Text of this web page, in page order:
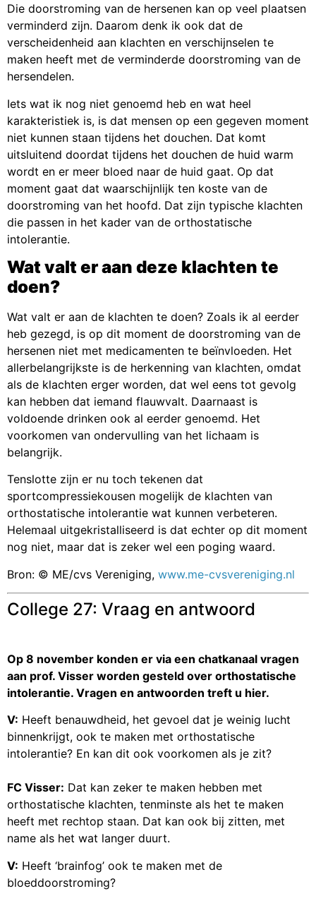
Die doorstroming van de hersenen kan op veel plaatsen
verminderd zijn. Daarom denk ik ook dat de
verscheidenheid aan klachten en verschijnselen te
maken heeft met de verminderde doorstroming van de
hersendelen.
Iets wat ik nog niet genoemd heb en wat heel
karakteristiek is, is dat mensen op een gegeven moment
niet kunnen staan tijdens het douchen. Dat komt
uitsluitend doordat tijdens het douchen de huid warm
wordt en er meer bloed naar de huid gaat. Op dat
moment gaat dat waarschijnlijk ten koste van de
doorstroming van het hoofd. Dat zijn typische klachten
die passen in het kader van de orthostatische
intolerantie.
Wat valt er aan deze klachten te
doen?
Wat valt er aan de klachten te doen? Zoals ik al eerder
heb gezegd, is op dit moment de doorstroming van de
hersenen niet met medicamenten te beïnvloeden. Het
allerbelangrijkste is de herkenning van klachten, omdat
als de klachten erger worden, dat wel eens tot gevolg
kan hebben dat iemand flauwvalt. Daarnaast is
voldoende drinken ook al eerder genoemd. Het
voorkomen van ondervulling van het lichaam is
belangrijk.
Tenslotte zijn er nu toch tekenen dat
sportcompressiekousen mogelijk de klachten van
orthostatische intolerantie wat kunnen verbeteren.
Helemaal uitgekristalliseerd is dat echter op dit moment
nog niet, maar dat is zeker wel een poging waard.
Bron: © ME/cvs Vereniging, www.me-cvsvereniging.nl
College 27: Vraag en antwoord
Op 8 november konden er via een chatkanaal vragen
aan prof. Visser worden gesteld over orthostatische
intolerantie. Vragen en antwoorden treft u hier.
V: Heeft benauwdheid, het gevoel dat je weinig lucht
binnenkrijgt, ook te maken met orthostatische
intolerantie? En kan dit ook voorkomen als je zit?
FC Visser: Dat kan zeker te maken hebben met
orthostatische klachten, tenminste als het te maken
heeft met rechtop staan. Dat kan ook bij zitten, met
name als het wat langer duurt.
V: Heeft ‘brainfog’ ook te maken met de
bloeddoorstroming?